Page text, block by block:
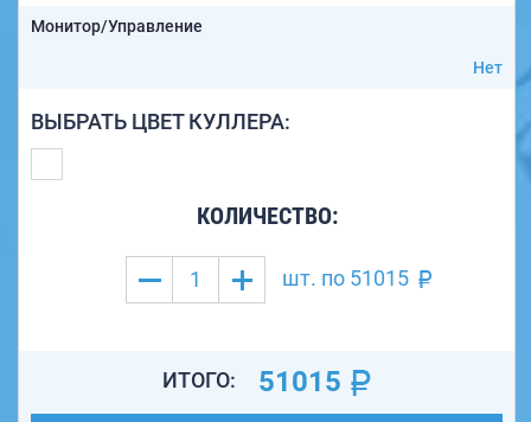
Монитор/Управление
Нет
ВЫБРАТЬ ЦВЕТ КУЛЛЕРА:
КОЛИЧЕСТВО:
шт. по 51015
ИТОГО: 51015